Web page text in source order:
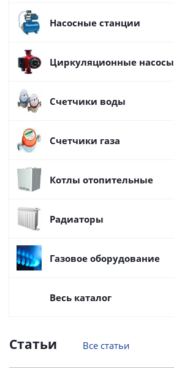
Насосные станции
Циркуляционные насосы
Счетчики воды
Счетчики газа
Котлы отопительные
Радиаторы
Газовое оборудование
Весь каталог
Статьи Все статьи